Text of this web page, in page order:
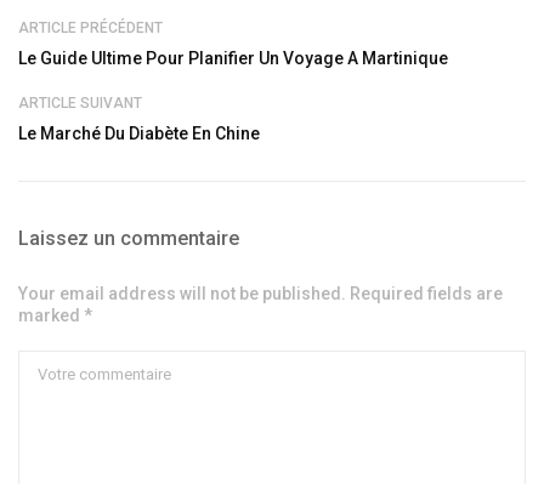
ARTICLE PRÉCÉDENT
Le Guide Ultime Pour Planifier Un Voyage A Martinique
ARTICLE SUIVANT
Le Marché Du Diabète En Chine
Laissez un commentaire
Your email address will not be published. Required fields are
marked *